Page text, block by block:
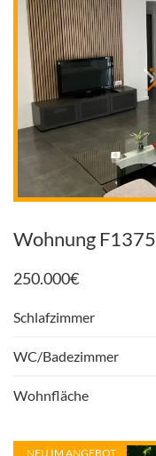
Wohnung
250.000€
Schlafzimmer
WC/Badezimmer
Wohnfläche
NEU IM ANGEBOT